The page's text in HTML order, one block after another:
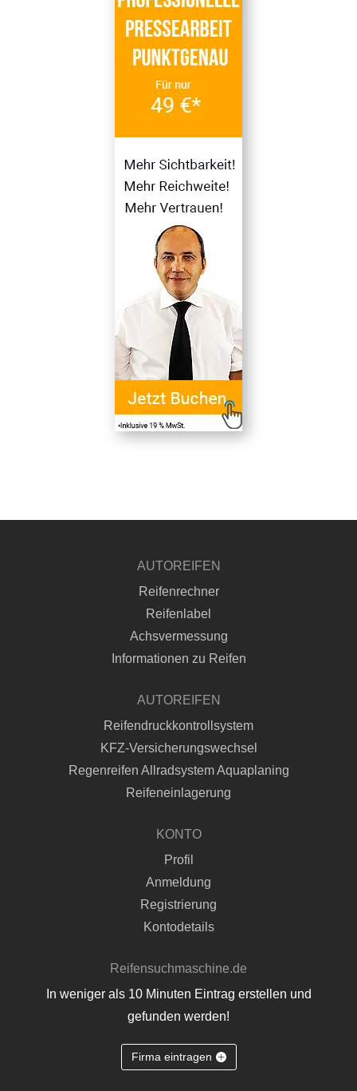
AUTOREIFEN
Reifenrechner
Reifenlabel
Achsvermessung
Informationen zu Reifen
AUTOREIFEN
Reifendruckkontrollsystem
KFZ-Versicherungswechsel
Regenreifen Allradsystem Aquaplaning
Reifeneinlagerung
KONTO
Profil
Anmeldung
Registrierung
Kontodetails
Reifensuchmaschine.de
In weniger als 10 Minuten Eintrag erstellen und
gefunden werden!
Firma eintragen